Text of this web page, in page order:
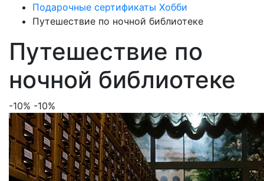
Подарочные сертификаты Хобби
Путешествие по ночной библиотеке
Путешествие по
ночной библиотеке
-10% -10%